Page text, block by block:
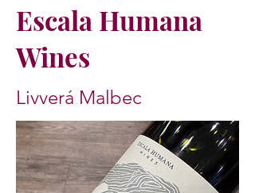
Escala Humana
Wines
Livverá Malbec